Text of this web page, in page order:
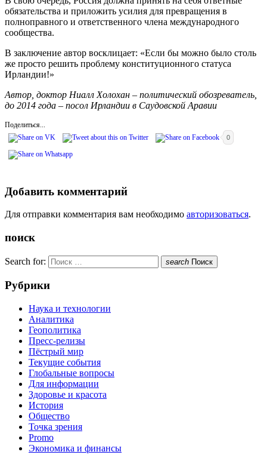
обязательства и приложить усилия для превращения в
полноправного и ответственного члена международного
сообщества.
В заключение автор восклицает: «Если бы можно было столь
же просто решить проблему конституционного статуса
Ирландии!»
Автор, доктор Ниалл Холохан – политический обозреватель,
до 2014 года – посол Ирландии в Саудовской Аравии
Поделиться...
0
Добавить комментарий
Для отправки комментария вам необходимо авторизоваться.
поиск
Search for: search Поиск
Рубрики
Наука и технологии
Аналитика
Геополитика
Пресс-релизы
Пёстрый мир
Текущие события
Глобальные вопросы
Для информации
Здоровье и красота
История
Общество
Точка зрения
Promo
Экономика и финансы